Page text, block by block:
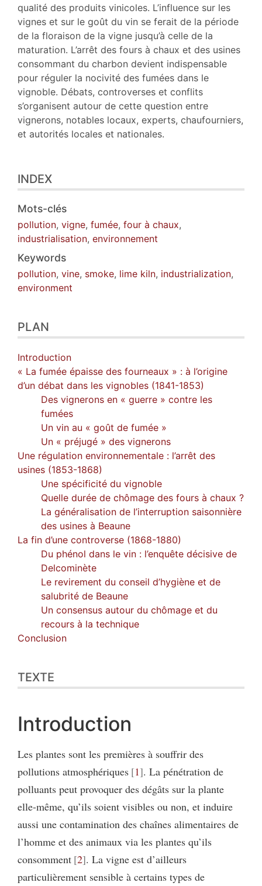
qualité des produits vinicoles. L’influence sur les
vignes et sur le goût du vin se ferait de la période
de la floraison de la vigne jusqu’à celle de la
maturation. L’arrêt des fours à chaux et des usines
consommant du charbon devient indispensable
pour réguler la nocivité des fumées dans le
vignoble. Débats, controverses et conflits
s’organisent autour de cette question entre
vignerons, notables locaux, experts, chaufourniers,
et autorités locales et nationales.
INDEX
Mots-clés
pollution, vigne, fumée, four à chaux,
industrialisation, environnement
Keywords
pollution, vine, smoke, lime kiln, industrialization,
environment
PLAN
Introduction
« La fumée épaisse des fourneaux » : à l’origine
d’un débat dans les vignobles (1841-1853)
Des vignerons en « guerre » contre les
fumées
Un vin au « goût de fumée »
Un « préjugé » des vignerons
Une régulation environnementale : l’arrêt des
usines (1853-1868)
Une spécificité du vignoble
Quelle durée de chômage des fours à chaux ?
La généralisation de l’interruption saisonnière
des usines à Beaune
La fin d’une controverse (1868-1880)
Du phénol dans le vin : l’enquête décisive de
Delcominète
Le revirement du conseil d’hygiène et de
salubrité de Beaune
Un consensus autour du chômage et du
recours à la technique
Conclusion
TEXTE
Introduction
Les plantes sont les premières à souffrir des
pollutions atmosphériques 1 . La pénétration de
polluants peut provoquer des dégâts sur la plante
elle-même, qu’ils soient visibles ou non, et induire
aussi une contamination des chaînes alimentaires de
l’homme et des animaux via les plantes qu’ils
consomment 2 . La vigne est d’ailleurs
particulièrement sensible à certains types de